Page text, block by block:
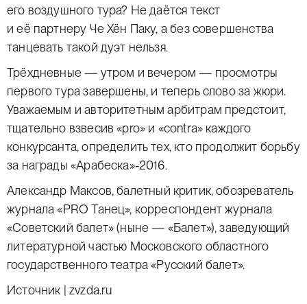
его воздушного тура? Не даётся текст
и её партнеру Че Хён Паку, а без совершенства
танцевать такой дуэт нельзя.
Трёхдневные — утром и вечером — просмотры
первого тура завершены, и теперь слово за жюри.
Уважаемым и авторитетным арбитрам предстоит,
тщательно взвесив «pro» и «contra» каждого
конкурсанта, определить тех, кто продолжит борьбу
за награды «Арабеска»-2016.
Александр Максов, балетный критик, обозреватель
журнала «PRO Танец», корреспондент журнала
«Советский балет» (ныне — «Балет»), заведующий
литературной частью Московского областного
государственного театра «Русский балет».
Источник | zvzda.ru